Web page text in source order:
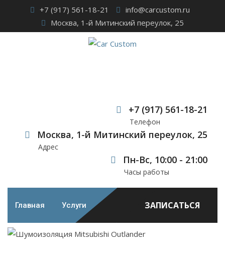
content
+7 (917) 561-18-21
info@carcustom.ru
Москва, 1-й Митинский переулок, 25
+7 (917) 561-18-21
Телефон
Москва, 1-й Митинский переулок, 25
Адрес
Пн-Вс, 10:00 - 21:00
Часы работы
Главная Услуги
Наши работы
ЗАПИСАТЬСЯ
Mitsubishi Outlander
Car Custom>Наши работы>Шумоизоляция Mitsubishi
Outlander